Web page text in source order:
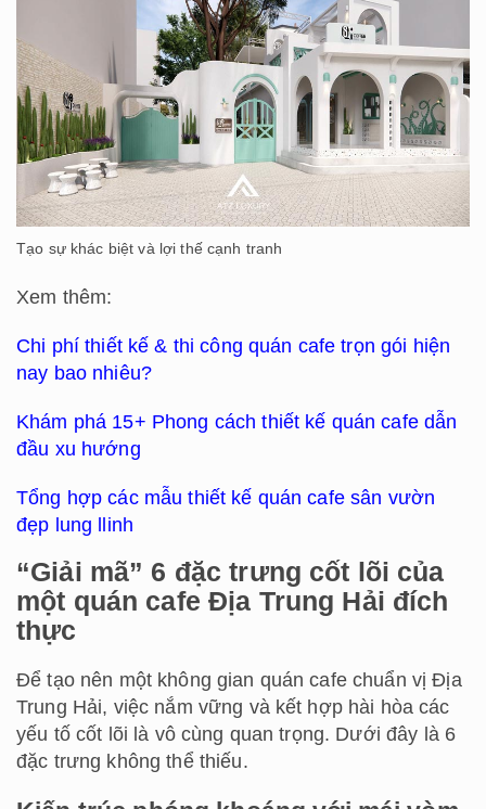
Tạo sự khác biệt và lợi thế cạnh tranh
Xem thêm:
Chi phí thiết kế & thi công quán cafe trọn gói hiện
nay bao nhiêu?
Khám phá 15+ Phong cách thiết kế quán cafe dẫn
đầu xu hướng
Tổng hợp các mẫu thiết kế quán cafe sân vườn
đẹp lung llinh
“Giải mã” 6 đặc trưng cốt lõi của
một quán cafe Địa Trung Hải đích
thực
Để tạo nên một không gian quán cafe chuẩn vị Địa
Trung Hải, việc nắm vững và kết hợp hài hòa các
yếu tố cốt lõi là vô cùng quan trọng. Dưới đây là 6
đặc trưng không thể thiếu.